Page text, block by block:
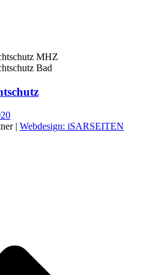
| Webdesign: iSARSEITEN